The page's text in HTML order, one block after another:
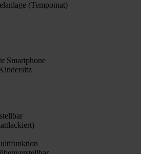
(Tem­po­mat)
Smart­phone